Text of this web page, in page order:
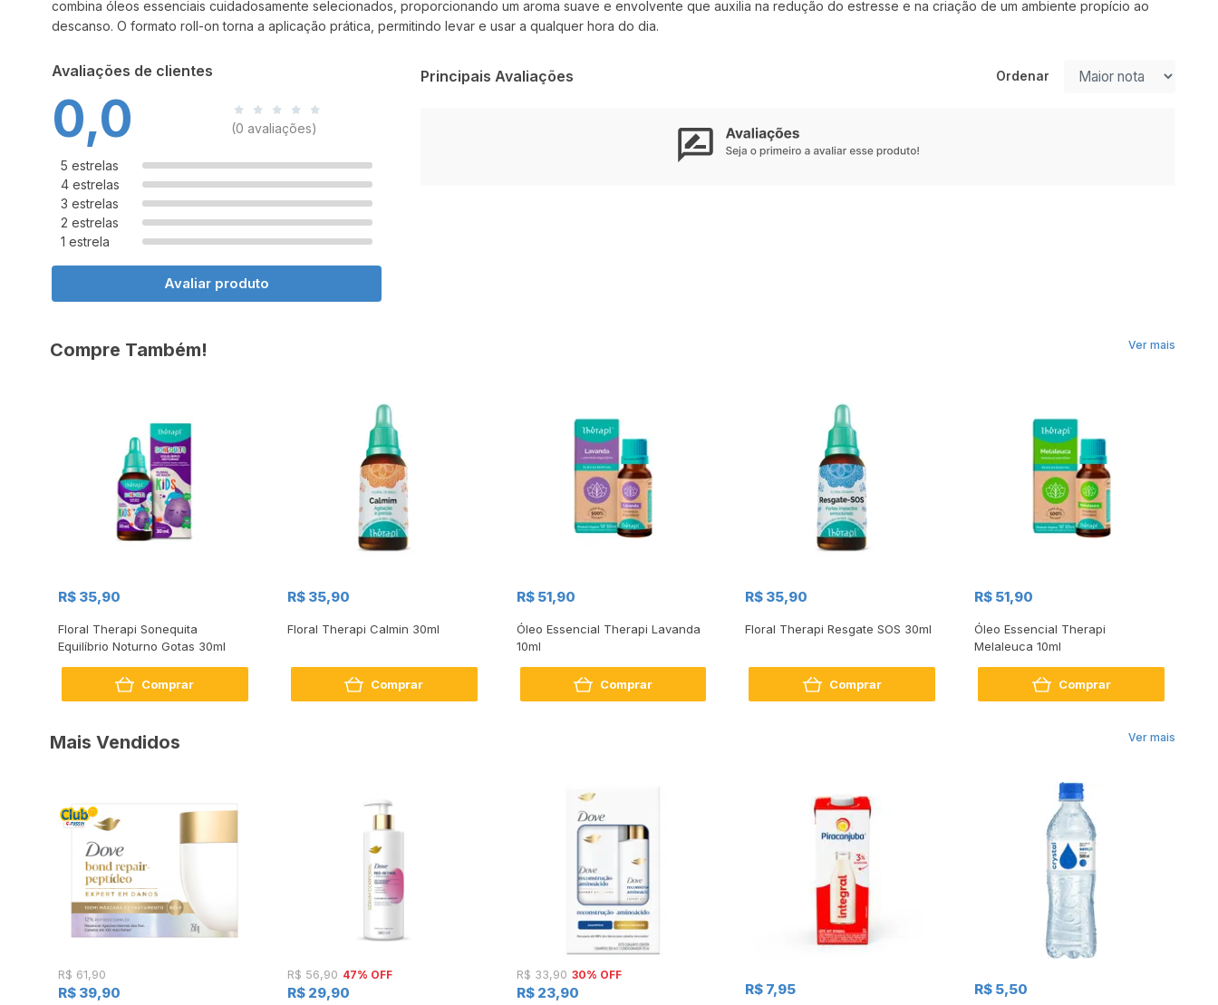
combina óleos essenciais cuidadosamente selecionados, proporcionando um aroma suave e envolvente que auxilia na redução do estresse e na criação de um ambiente propício ao
descanso. O formato roll-on torna a aplicação prática, permitindo levar e usar a qualquer hora do dia.
Avaliações de clientes
0,0 (0 avaliações)
5 estrelas
4 estrelas
3 estrelas
2 estrelas
1 estrela
Avaliar produto
Principais Avaliações Ordenar
Ver mais
Compre Também!
R$ 35,90
Floral Therapi Sonequita
Equilíbrio Noturno Gotas 30ml
Comprar
R$ 35,90
Floral Therapi Calmin 30ml
Comprar
R$ 51,90
Óleo Essencial Therapi Lavanda
10ml
Comprar
R$ 35,90
Floral Therapi Resgate SOS 30ml
Comprar
R$ 51,90
Óleo Essencial Therapi
Melaleuca 10ml
Comprar
Ver mais
Mais Vendidos
R$ 61,90
R$ 39,90
R$ 56,90 47% OFF
R$ 29,90
R$ 33,90 30% OFF
R$ 23,90 R$ 7,95 R$ 5,50